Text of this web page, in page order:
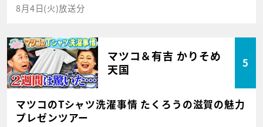
8月4日(火)放送分
マツコ＆有吉 かりそめ
天国
5
マツコのTシャツ洗濯事情 たくろうの滋賀の魅力
プレゼンツアー